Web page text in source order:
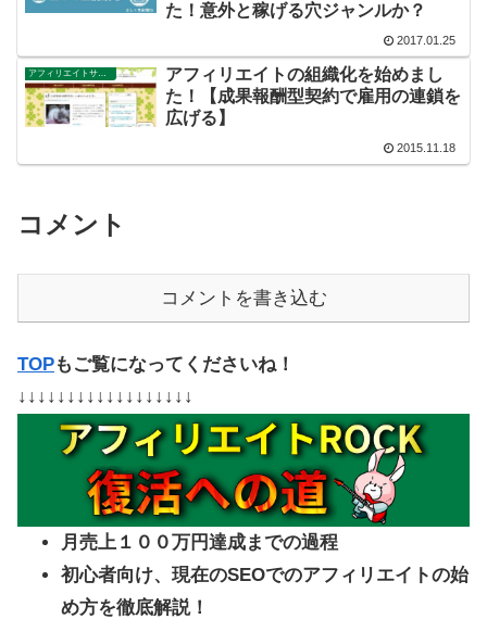
た！意外と稼げる穴ジャンルか？
2017.01.25
アフィリエイトサイト公開
アフィリエイトの組織化を始めまし
た！【成果報酬型契約で雇用の連鎖を
広げる】
2015.11.18
コメント
コメントを書き込む
TOPもご覧になってくださいね！
↓↓↓↓↓↓↓↓↓↓↓↓↓↓↓↓↓↓
月売上１００万円達成までの過程
初心者向け、現在のSEOでのアフィリエイトの始
め方を徹底解説！